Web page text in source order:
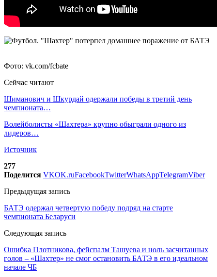
Фото: vk.com/fcbate
Сейчас читают
Шиманович и Шкурдай одержали победы в третий день
чемпионата…
Волейболисты «Шахтера» крупно обыграли одного из
лидеров…
Источник
277
Поделится VKOK.ruFacebookTwitterWhatsAppTelegramViber
Предыдущая запись
БАТЭ одержал четвертую победу подряд на старте
чемпионата Беларуси
Следующая запись
Ошибка Плотникова, фейспалм Ташуева и ноль засчитанных
голов – «Шахтер» не смог остановить БАТЭ в его идеальном
начале ЧБ